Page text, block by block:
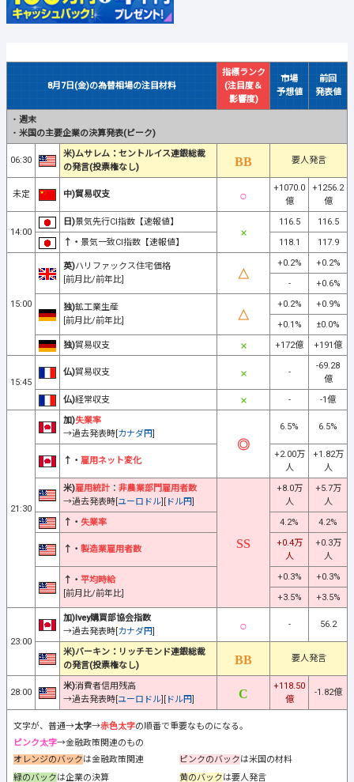
8月7日(金)の為替相場の注目材料
指標ランク
(注目度＆
影響度)
市場
予想値
前回
発表値
・ 週末
・ 米国の主要企業の決算発表(ピーク)
06:30
米)ムサレム：セントルイス連銀総裁
の発言(投票権なし)
要人発言
未定 中)貿易収支
+1070.0
億
+1256.2
億
14:00
日)景気先行CI指数【速報値】 116.5
116.5
↑・ 景気一致CI指数【速報値】 118.1 117.9
15:00
英)ハリファックス住宅価格
[前月比/前年比]
+0.2%
+0.2%
-
+0.6%
独)鉱工業生産
[前月比/前年比]
+0.2%
+0.9%
+0.1%
±0.0%
独)貿易収支 +172億 +191億
15:45
仏)貿易収支 -
-69.28
億
仏)経常収支 - -1億
21:30
加)失業率
→過去発表時[カナダ円]
6.5% 6.5%
↑・ 雇用ネット変化
+2.00万
人
+1.82万
人
米)雇用統計 ： 非農業部門雇用者数
→過去発表時[ユーロドル][ ドル円]
+8.0万
人
+5.7万
人
↑・ 失業率 4.2% 4.2%
↑・ 製造業雇用者数
+0.4万
人
+0.3万
人
↑・ 平均時給
[前月比/前年比]
+0.3%
+0.3%
+3.5%
+3.5%
23:00
加)Ivey購買部協会指数
→過去発表時[カナダ円]
- 56.2
米)バーキン：リッチモンド連銀総裁
の発言(投票権なし)
要人発言
28:00
米)消費者信用残高
→過去発表時[ユーロドル][ ドル円]
+118.50
億
-1.82億
文字が、普通→太字→赤色太字の順番で重要なものになる。
ピンク太字→金融政策関連のもの
オレンジのバックは金融政策関連 ピンクのバックは米国の材料
緑のバックは企業の決算 黄のバックは要人発言